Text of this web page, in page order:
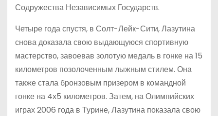
Содружества Независимых Государств.
Четыре года спустя, в Солт-Лейк-Сити, Лазутина
снова доказала свою выдающуюся спортивную
мастерство, завоевав золотую медаль в гонке на 15
километров позолоченным лыжным стилем. Она
также стала бронзовым призером в командной
гонке на 4х5 километров. Затем, на Олимпийских
играх 2006 года в Турине, Лазутина показала свою